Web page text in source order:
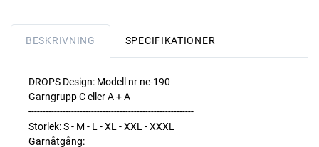
BESKRIVNING SPECIFIKATIONER
DROPS Design: Modell nr ne-190
Garngrupp C eller A + A
----------------------------------------------------------
Storlek: S - M - L - XL - XXL - XXXL
Garnåtgång: